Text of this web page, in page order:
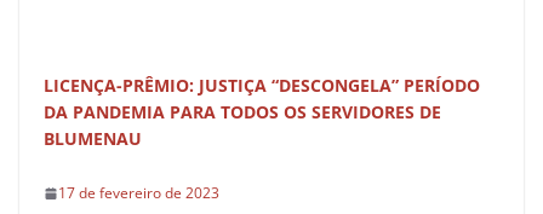
LICENÇA-PRÊMIO: JUSTIÇA “DESCONGELA” PERÍODO
DA PANDEMIA PARA TODOS OS SERVIDORES DE
BLUMENAU
17 de fevereiro de 2023